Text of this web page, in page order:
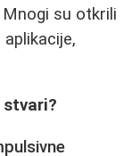
su otkrili